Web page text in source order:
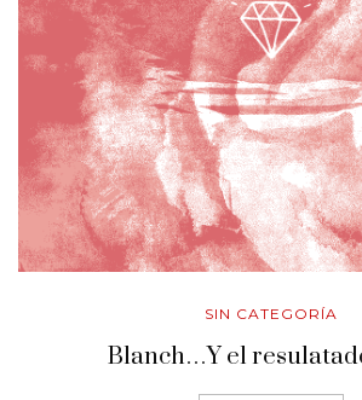
SIN CATEGORÍA
Blanch…Y el